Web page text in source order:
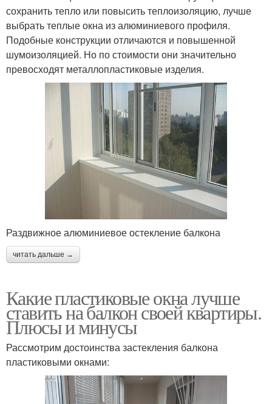
сохранить тепло или повысить теплоизоляцию, лучше
выбрать теплые окна из алюминиевого профиля.
Подобные конструкции отличаются и повышенной
шумоизоляцией. Но по стоимости они значительно
превосходят металлопластиковые изделия.
Раздвижное алюминиевое остекление балкона
читать дальше →
Какие пластиковые окна лучше
ставить на балкон своей квартиры.
Плюсы и минусы
Рассмотрим достоинства застекления балкона
пластиковыми окнами: